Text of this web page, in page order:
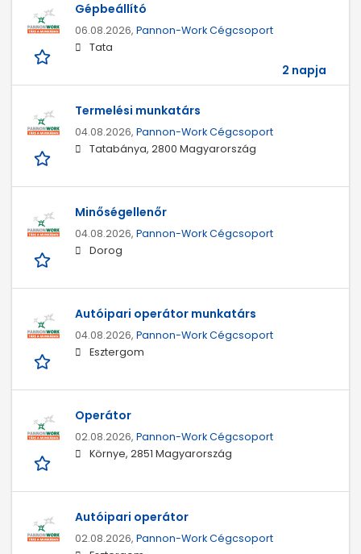
Gépbeállító
06.08.2026, Pannon-Work Cégcsoport
Tata
2 napja
Termelési munkatárs
04.08.2026, Pannon-Work Cégcsoport
Tatabánya, 2800 Magyarország
Minőségellenőr
04.08.2026, Pannon-Work Cégcsoport
Dorog
Autóipari operátor munkatárs
04.08.2026, Pannon-Work Cégcsoport
Esztergom
Operátor
02.08.2026, Pannon-Work Cégcsoport
Környe, 2851 Magyarország
Autóipari operátor
02.08.2026, Pannon-Work Cégcsoport